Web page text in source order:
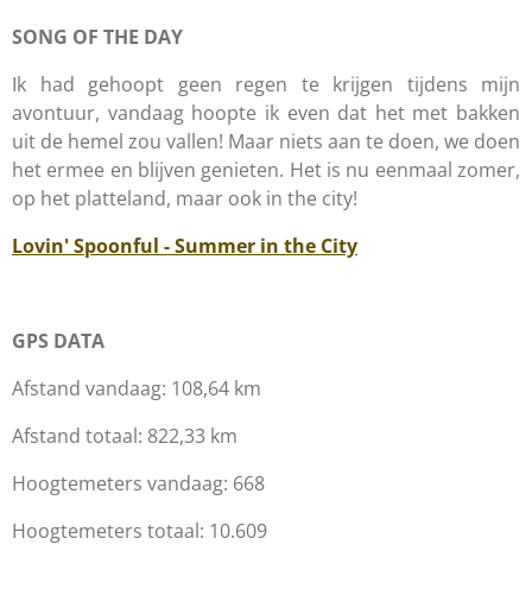
SONG OF THE DAY
Ik had gehoopt geen regen te krijgen tijdens mijn
avontuur, vandaag hoopte ik even dat het met bakken
uit de hemel zou vallen! Maar niets aan te doen, we doen
het ermee en blijven genieten. Het is nu eenmaal zomer,
op het platteland, maar ook in the city!
Lovin' Spoonful - Summer in the City
GPS DATA
Afstand vandaag: 108,64 km
Afstand totaal: 822,33 km
Hoogtemeters vandaag: 668
Hoogtemeters totaal: 10.609